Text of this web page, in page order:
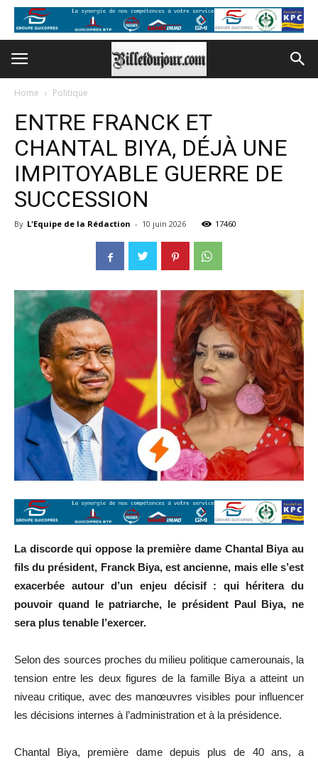
Home Politique
ENTRE FRANCK ET
CHANTAL BIYA, DÉJÀ UNE
IMPITOYABLE GUERRE DE
SUCCESSION
By L'Equipe de la Rédaction - 10 juin 2026 17460
La discorde qui oppose la première dame Chantal Biya au
fils du président, Franck Biya, est ancienne, mais elle s’est
exacerbée autour d’un enjeu décisif : qui héritera du
pouvoir quand le patriarche, le président Paul Biya, ne
sera plus tenable l’exercer.
Selon des sources proches du milieu politique camerounais, la
tension entre les deux figures de la famille Biya a atteint un
niveau critique, avec des manœuvres visibles pour influencer
les décisions internes à l’administration et à la présidence.
Chantal Biya, première dame depuis plus de 40 ans, a